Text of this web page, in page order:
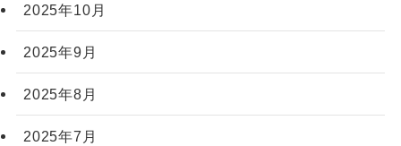
2025年10月
2025年9月
2025年8月
2025年7月